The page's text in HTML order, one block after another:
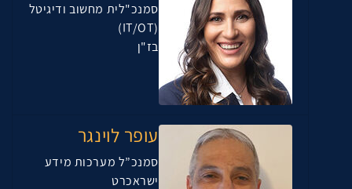
סמנכ"לית מחשוב ודיגיטל
(IT/OT)
בז"ן
עופר לוינגר
סמנכ”ל מערכות מידע
ישראכרט